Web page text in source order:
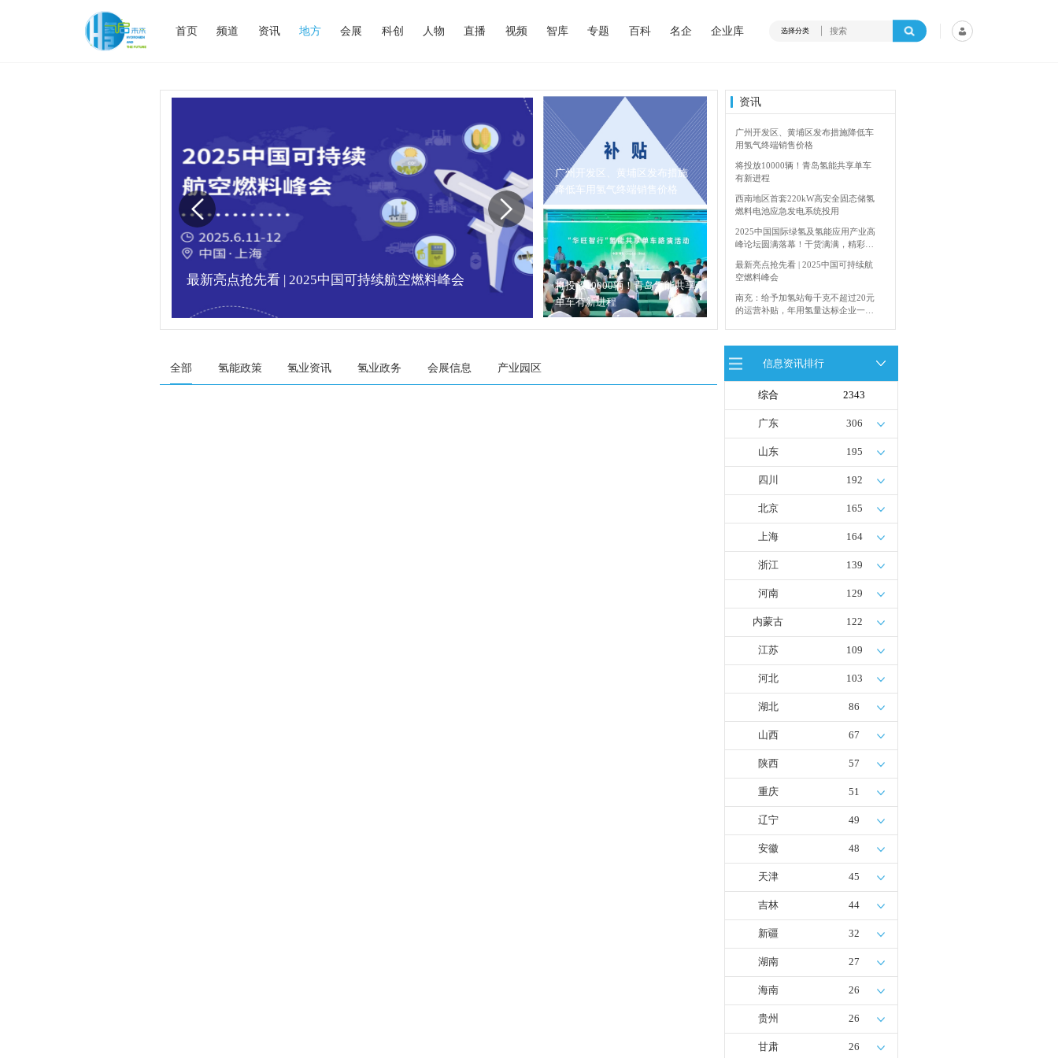
首页 频道 资讯 地方 会展 科创 人物 直播 视频 智库 专题 百科 名企 企业库 选择分类
最新亮点抢先看 | 2025中国可持续航空燃料峰会 内蒙古能源局：2024年加快建设输氢管道网络
广州开发区、黄埔区发布措施
降低车用氢气终端销售价格
将投放10000辆！青岛氢能共享
单车有新进程
资讯
广州开发区、黄埔区发布措施降低车
用氢气终端销售价格
将投放10000辆！青岛氢能共享单车
有新进程
西南地区首套220kW高安全固态储氢
燃料电池应急发电系统投用
2025中国国际绿氢及氢能应用产业高
峰论坛圆满落幕！干货满满，精彩瞬
最新亮点抢先看 | 2025中国可持续航
空燃料峰会
南充：给予加氢站每千克不超过20元
的运营补贴，年用氢量达标企业一次
青岛氢能新跨越：海德利森携手打造
全球首台套！240吨氢能矿用刚性自
发成果验收工作会议在呼伦贝尔举行
新疆俊瑞温宿规模化制绿氢项目开工
仪式在温宿县成功举办
荷兰氢能产业联盟到访天德工业装
能产业发展举办交流会
全部 氢能政策 氢业资讯 氢业政务 会展信息 产业园区 信息资讯排行
综合 2343
广东 306
山东 195
四川 192
北京 165
上海 164
浙江 139
河南 129
内蒙古 122
江苏 109
河北 103
湖北 86
山西 67
陕西 57
重庆 51
辽宁 49
安徽 48
天津 45
吉林 44
新疆 32
湖南 27
海南 26
贵州 26
甘肃 26